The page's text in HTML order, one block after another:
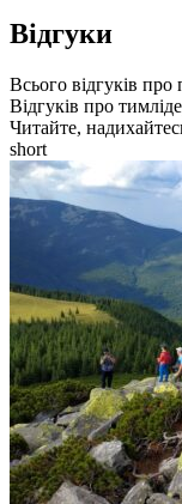
Відгуки
Всього відгуків
Відгуків про
Читайте,
short